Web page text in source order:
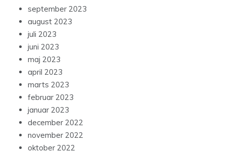
september 2023
august 2023
juli 2023
juni 2023
maj 2023
april 2023
marts 2023
februar 2023
januar 2023
december 2022
november 2022
oktober 2022